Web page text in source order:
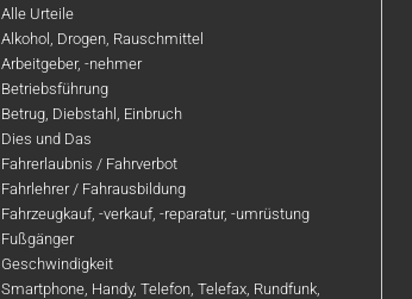
Alle Urteile
Alkohol, Drogen, Rauschmittel
Arbeitgeber, -nehmer
Betriebsführung
Betrug, Diebstahl, Einbruch
Dies und Das
Fahrerlaubnis / Fahrverbot
Fahrlehrer / Fahrausbildung
Fahrzeugkauf, -verkauf, -reparatur, -umrüstung
Fußgänger
Geschwindigkeit
Smartphone, Handy, Telefon, Telefax, Rundfunk,